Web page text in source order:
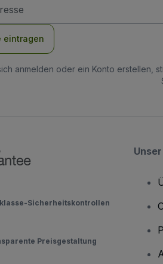
eintragen
anmelden oder ein Konto erstellen,
Sicherheitskontrollen
Preisgestaltung